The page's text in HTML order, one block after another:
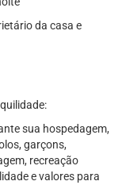
da casa e
sua hospedagem,
garçons,
recreação
e valores para